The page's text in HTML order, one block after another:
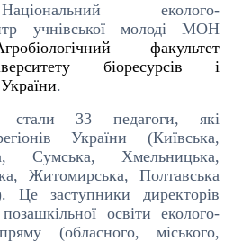
еколого-
учнівської молоді МОН
факультет
біоресурсів і
.
стали 33 педагоги, які
України (Київська,
Сумська, Хмельницька,
Житомирська, Полтавська
заступники директорів
освіти еколого-
(обласного, міського,